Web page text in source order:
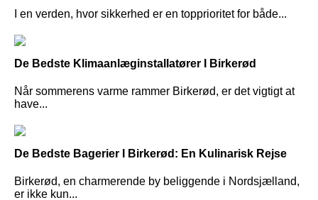
I en verden, hvor sikkerhed er en topprioritet for både...
De Bedste Klimaanlæginstallatører I Birkerød
Når sommerens varme rammer Birkerød, er det vigtigt at
have...
De Bedste Bagerier I Birkerød: En Kulinarisk Rejse
Birkerød, en charmerende by beliggende i Nordsjælland,
er ikke kun...